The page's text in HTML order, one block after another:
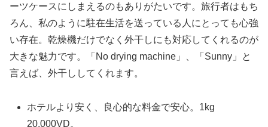
ーツケースにしまえるのもありがたいです。旅行者はもち
ろん、私のように駐在生活を送っている人にとっても心強
い存在。乾燥機だけでなく外干しにも対応してくれるのが
大きな魅力です。「No drying machine」、「Sunny」と
言えば、外干ししてくれます。
ホテルより安く、良心的な料金で安心。1kg
20,000VD。